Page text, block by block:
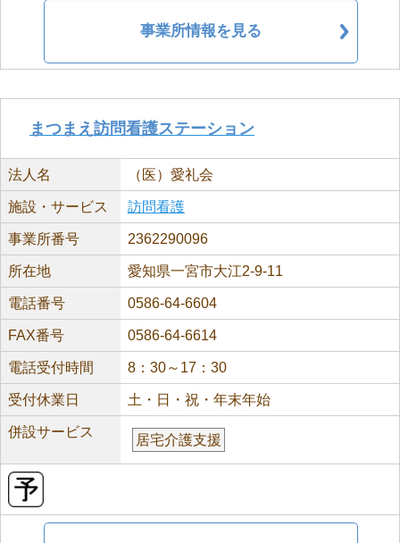
事業所情報を見る
まつまえ訪問看護ステーション
法人名 （医）愛礼会
施設・サービス 訪問看護
事業所番号 2362290096
所在地 愛知県一宮市大江2-9-11
電話番号 0586-64-6604
FAX番号 0586-64-6614
電話受付時間 8：30～17：30
受付休業日 土・日・祝・年末年始
併設サービス
居宅介護支援